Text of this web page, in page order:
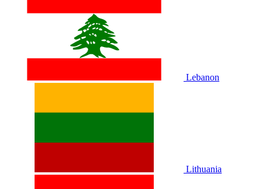
Lebanon
Lithuania